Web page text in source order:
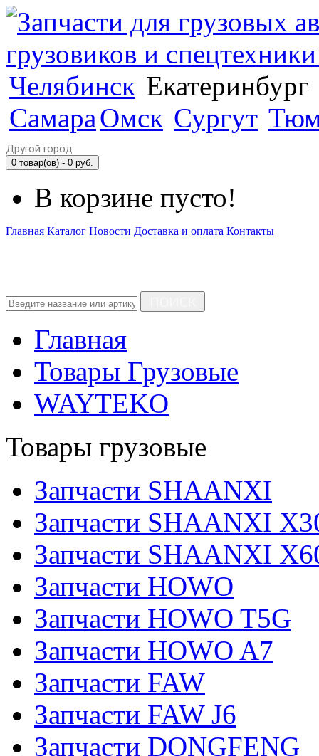
Челябинск Екатеринбург
СамараОмск Сургут
Другой город
0 товар(ов) - 0 руб.
В корзине пусто!
Главная Каталог Новости Доставка и оплата Контакты
Главная
Товары Грузовые
WAYTEKO
Товары грузовые
Запчасти SHAANXI
Запчасти SHAANXI
Запчасти SHAANXI
Запчасти HOWO
Запчасти HOWO T5G
Запчасти HOWO A7
Запчасти FAW
Запчасти FAW J6
Запчасти DONGFENG